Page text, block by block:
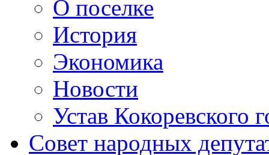
О поселке
История
Экономика
Новости
Устав Кокоревского
Совет народных